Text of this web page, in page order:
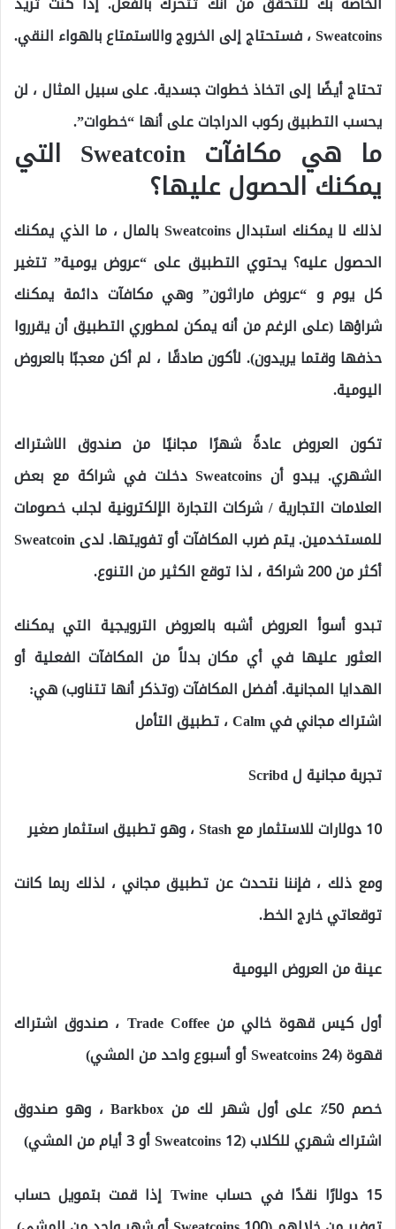
Sweatcoins ، فستحتاج إلى الخروج والاستمتاع بالهواء النقي.
تحتاج أيضًا إلى اتخاذ خطوات جسدية. على سبيل المثال ، لن
يحسب التطبيق ركوب الدراجات على أنها “خطوات”.
ما هي مكافآت Sweatcoin التي
يمكنك الحصول عليها؟
لذلك لا يمكنك استبدال Sweatcoins بالمال ، ما الذي يمكنك
الحصول عليه؟ يحتوي التطبيق على “عروض يومية” تتغير
كل يوم و “عروض ماراثون” وهي مكافآت دائمة يمكنك
شراؤها (على الرغم من أنه يمكن لمطوري التطبيق أن يقرروا
حذفها وقتما يريدون). لأكون صادقًا ، لم أكن معجبًا بالعروض
اليومية.
تكون العروض عادةً شهرًا مجانيًا من صندوق الاشتراك
الشهري. يبدو أن Sweatcoins دخلت في شراكة مع بعض
العلامات التجارية / شركات التجارة الإلكترونية لجلب خصومات
للمستخدمين. يتم ضرب المكافآت أو تفويتها. لدى Sweatcoin
أكثر من 200 شراكة ، لذا توقع الكثير من التنوع.
تبدو أسوأ العروض أشبه بالعروض الترويجية التي يمكنك
العثور عليها في أي مكان بدلاً من المكافآت الفعلية أو
الهدايا المجانية. أفضل المكافآت (وتذكر أنها تتناوب) هي:
اشتراك مجاني في Calm ، تطبيق التأمل
تجربة مجانية ل Scribd
10 دولارات للاستثمار مع Stash ، وهو تطبيق استثمار صغير
ومع ذلك ، فإننا نتحدث عن تطبيق مجاني ، لذلك ربما كانت
توقعاتي خارج الخط.
عينة من العروض اليومية
أول كيس قهوة خالي من Trade Coffee ، صندوق اشتراك
قهوة (24 Sweatcoins أو أسبوع واحد من المشي)
خصم 50٪ على أول شهر لك من Barkbox ، وهو صندوق
اشتراك شهري للكلاب (12 Sweatcoins أو 3 أيام من المشي)
15 دولارًا نقدًا في حساب Twine إذا قمت بتمويل حساب